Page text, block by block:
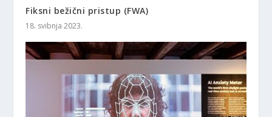
Fiksni bežični pristup (FWA)
18. svibnja 2023.